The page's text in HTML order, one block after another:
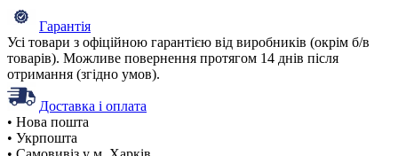
Гарантія
Усі товари з офіційною гарантією від виробників (окрім б/в
товарів). Можливе повернення протягом 14 днів після
отримання (згідно умов).
Доставка і оплата
• Нова пошта
• Укрпошта